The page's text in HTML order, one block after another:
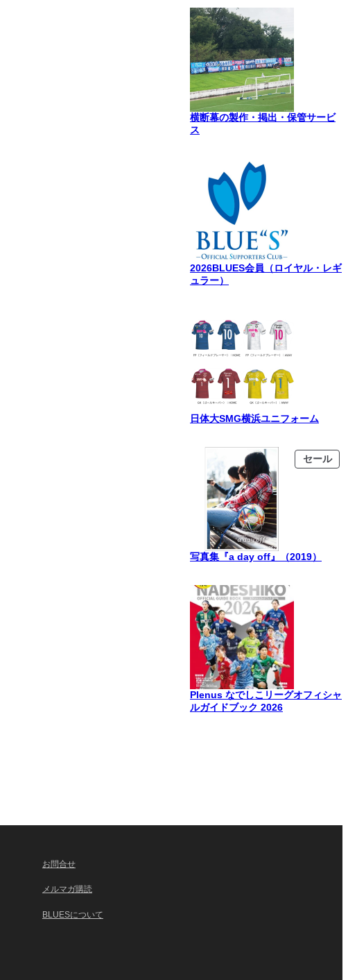
イ
ブ
横断幕の製作・掲出・保管サービ
ス
2026BLUES会員（ロイヤル・レギ
ュラー）
日体大SMG横浜ユニフォーム
セール販
売
写真集『a day off』（2019）
Plenus なでしこリーグオフィシャ
ルガイドブック 2026
お問合せ
メルマガ購読
BLUESについて